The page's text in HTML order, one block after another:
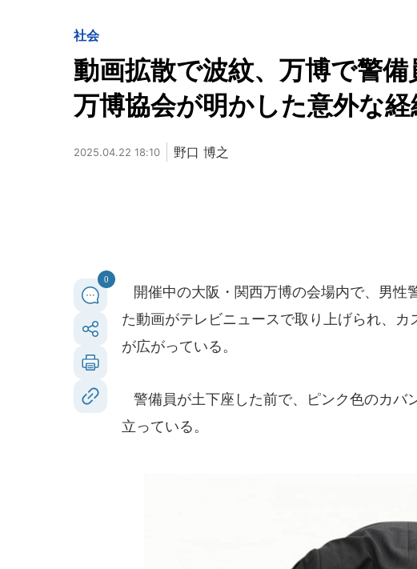
社会
動画拡散で波紋、万博で警
万博協会が明かした意外な経
2025.04.22 18:10 野口 博之
0
開催中の大阪・関西万博の会場内で、男性
た動画がテレビニュースで取り上げられ、
が広がっている。
警備員が土下座した前で、ピンク色のカバ
立っている。